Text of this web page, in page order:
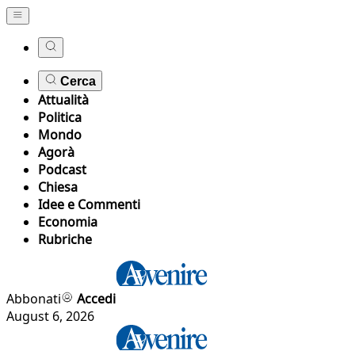
Cerca
Attualità
Politica
Mondo
Agorà
Podcast
Chiesa
Idee e Commenti
Economia
Rubriche
Abbonati
Accedi
August 6, 2026